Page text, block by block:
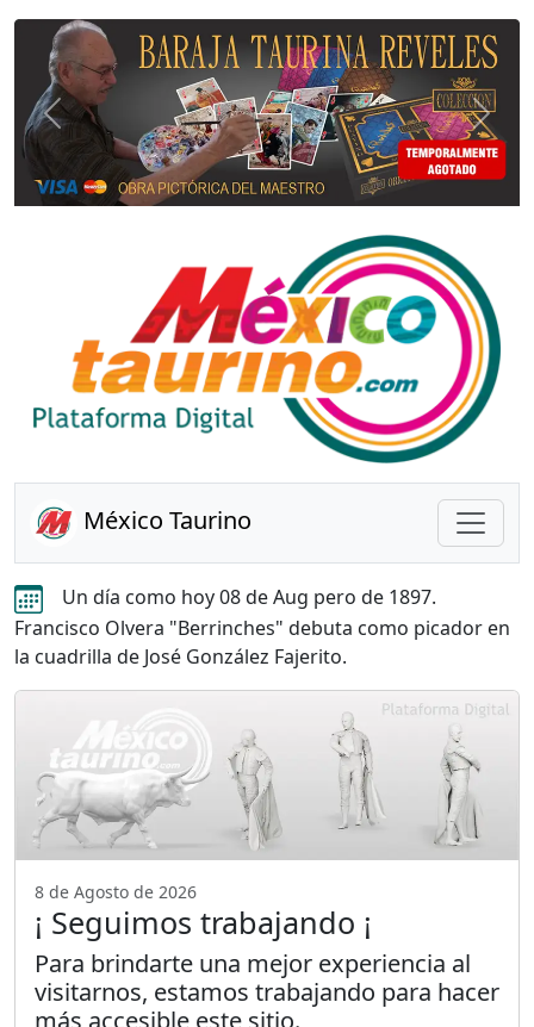
Anterior
México Taurino
Un día como hoy 08 de Aug pero de 1897.
Francisco Olvera "Berrinches" debuta como picador en
la cuadrilla de José González Fajerito.
8 de Agosto de 2026
¡ Seguimos trabajando ¡
Para brindarte una mejor experiencia al
visitarnos, estamos trabajando para hacer
más accesible este sitio.